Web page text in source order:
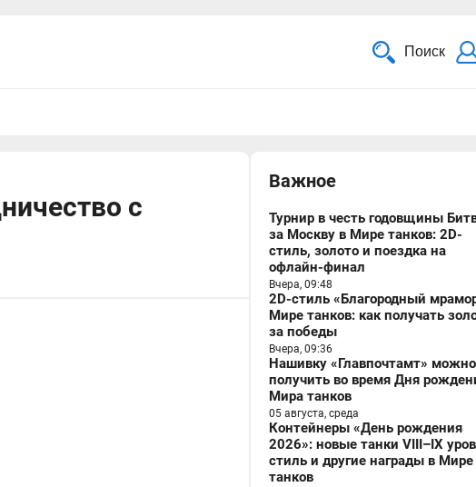
Поиск
с
Важное
Турнир в честь годовщины
за Москву в Мире танков: 2D-
стиль, золото и поездка на
офлайн-финал
Вчера, 09:48
2D-стиль «Благородный
Мире танков: как получать
за победы
Вчера, 09:36
Нашивку «Главпочтамт» можно
получить во время Дня
Мира танков
05 августа, среда
Контейнеры «День рождения
2026»: новые танки VIII–IX
стиль и другие награды в Мире
танков